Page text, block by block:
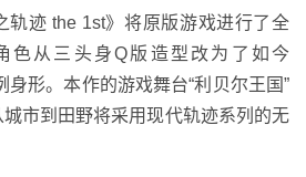
迹 the 1st》将原版游戏进行了全
色从三头身Q版造型改为了如今
身形。本作的游戏舞台“利贝尔王国”
市到田野将采用现代轨迹系列的无